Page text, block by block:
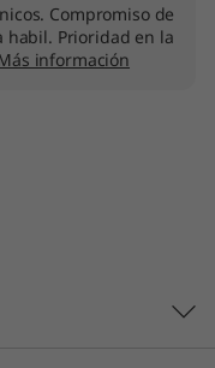
Compromiso de
habil. Prioridad en la
información